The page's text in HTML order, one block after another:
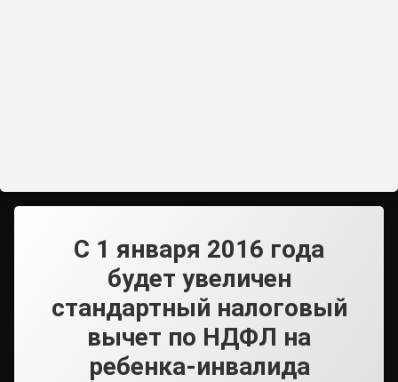
С 1 января 2016 года
будет увеличен
стандартный налоговый
вычет по НДФЛ на
ребенка-инвалида